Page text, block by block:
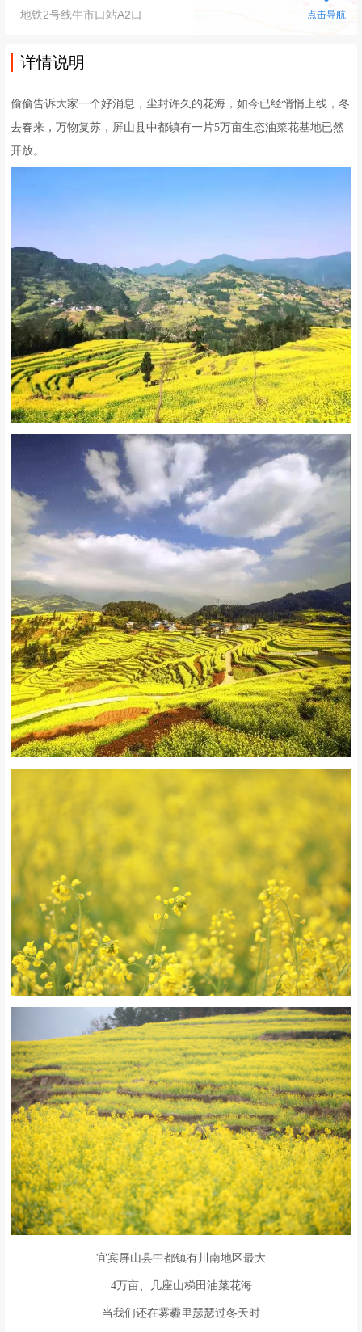
地铁2号线牛市口站A2口 点击导航
详情说明
偷偷告诉大家一个好消息，尘封许久的花海，如今已经悄悄上线，冬
去春来，万物复苏，屏山县中都镇有一片5万亩生态油菜花基地已然
开放。
宜宾屏山县中都镇有川南地区最大
4万亩、几座山梯田油菜花海
当我们还在雾霾里瑟瑟过冬天时